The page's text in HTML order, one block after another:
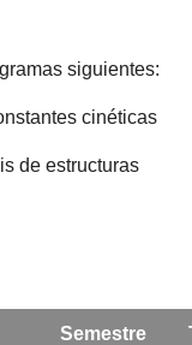
siguientes:
cinéticas
de estructuras
Semestre